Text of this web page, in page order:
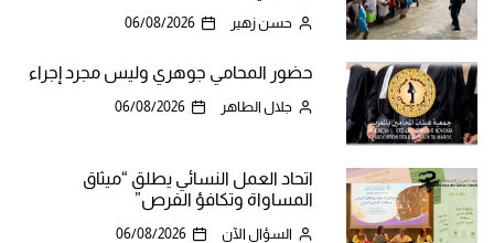
حسن زهير 06/08/2026
حضور المحامي جوهري وليس مجرد إجراء
جلال الطاهر 06/08/2026
اتحاد العمل النسائي يطلق “ميثاق
المساواة وتكافؤ الفرص”
السؤال الآن 06/08/2026